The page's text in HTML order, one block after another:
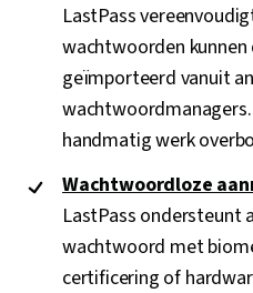
LastPass
wachtwoorden
geïmporteerd vanuit
handmatig werk
Wachtwoordloze
LastPass ondersteunt
wachtwoord met
certificering of